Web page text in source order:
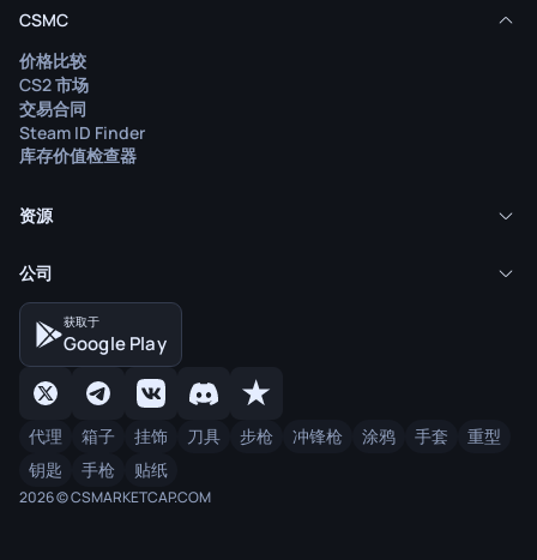
CSMC
价格比较
CS2 市场
交易合同
Steam ID Finder
库存价值检查器
资源
公司
获取于
Google Play
代理 箱子 挂饰 刀具 步枪 冲锋枪 涂鸦 手套
重型
钥匙
手枪 贴纸
2026 © CSMARKETCAP.COM